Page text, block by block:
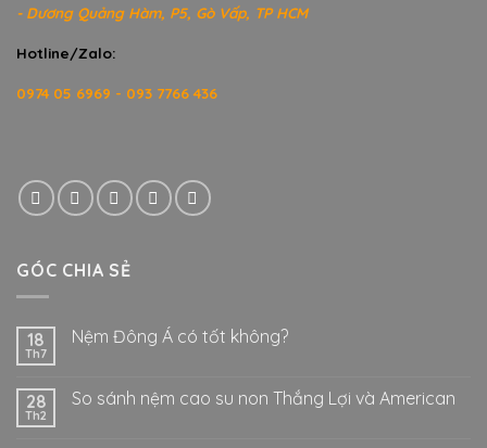
- Dương Quảng Hàm, P5, Gò Vấp, TP HCM
Hotline/Zalo:
0974 05 6969 - 093 7766 436
GÓC CHIA SẺ
18
Th7
Nệm Đông Á có tốt không?
28
Th2
So sánh nệm cao su non Thắng Lợi và American